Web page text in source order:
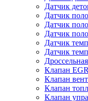
Датчик
Датчик
Датчик
Датчик
Датчик
Датчик
Клапан
Клапан
Клапан
Клапан